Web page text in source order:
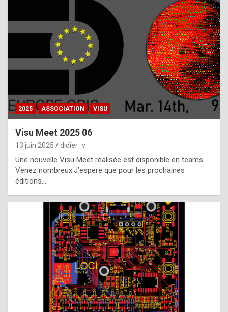
h
a
t
t
e
b
e
s
t
p
h
o
2025 ASSOCIATION VISU
Visu Meet 2025 06
13 juin 2025 didier_v
Une nouvelle Visu Meet réalisée est disponible en teams.
Venez nombreux.J’espere que pour les prochaines
éditions,…